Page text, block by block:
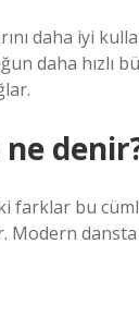
daha iyi
daha
ne
farklar bu
Modern